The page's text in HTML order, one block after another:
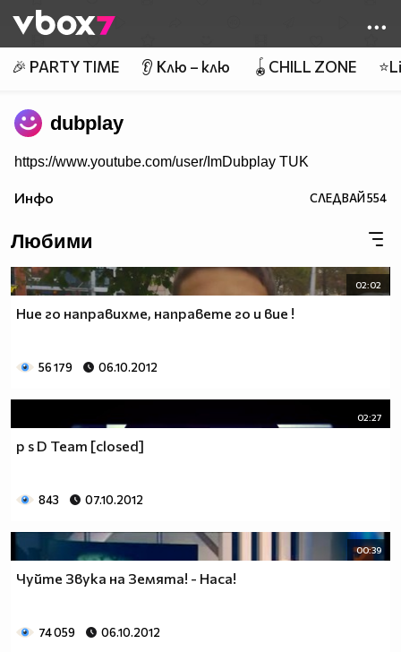
👾
🎉 PARTY TIME 👂 Клю – клю 🪀CHILL ZONE
dubplay
https://www.youtube.com/user/ImDubplay TUK
Инфо СЛЕДВАЙ554
Любими
02:02
Ние го направихме, направете го и вие !
56 179 06.10.2012
02:27
p s D Team [closed]
843 07.10.2012
00:39
Чуйте Звука на Земята! - Наса!
74 059 06.10.2012